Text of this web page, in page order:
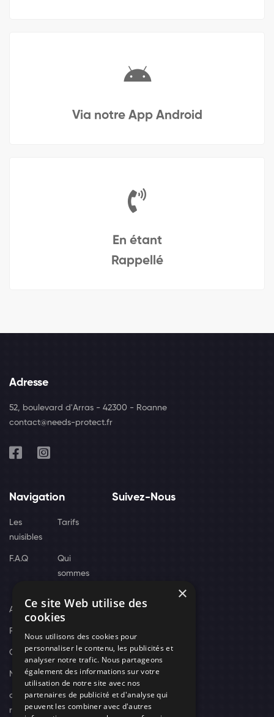
Via notre App Android
En étant
Rappellé
Adresse
52, boulevard d'Arras - 42300 - Roanne
contact@needs-protect.fr
Navigation
Les
nuisibles
Tarifs
F.A.Q
Qui
sommes
Actus
Recrutement
Contact
Nos techniciens
campagne-
recrutement
Suivez-Nous
×
Ce site Web utilise des
cookies
Nous utilisons des cookies pour
personnaliser le contenu, les publicités et
analyser notre trafic. Nous partageons
également des informations sur votre
utilisation de notre site avec nos
partenaires de publicité et d'analyse qui
peuvent les combiner avec d'autres